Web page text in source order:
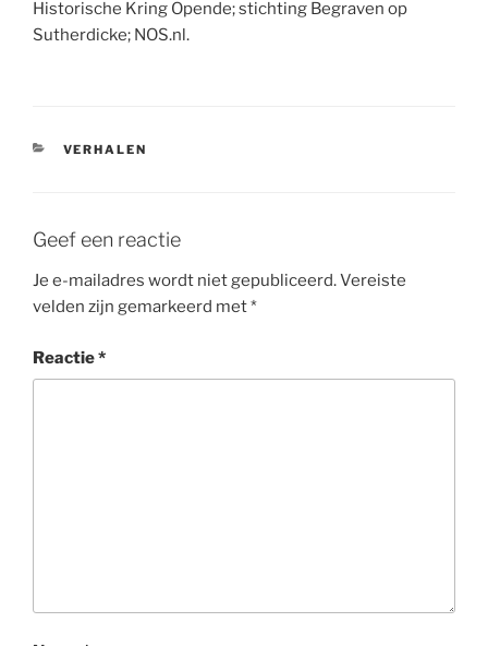
Historische Kring Opende; stichting Begraven op
Sutherdicke; NOS.nl.
CATEGORIEËN
VERHALEN
Geef een reactie
Je e-mailadres wordt niet gepubliceerd.Vereiste
velden zijn gemarkeerd met*
Reactie*